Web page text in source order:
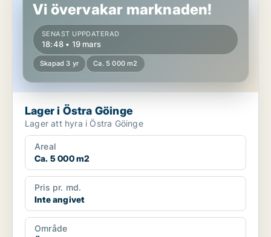
Vi övervakar marknaden!
SENAST UPPDATERAD
18:48 • 19 mars
Skapad 3 yr Ca. 5 000 m2
Lager i Östra Göinge
Lager att hyra i Östra Göinge
Areal
Ca. 5 000 m2
Pris pr. md.
Inte angivet
Område